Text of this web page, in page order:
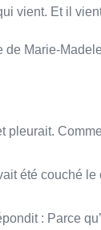
vient. Et il
de Marie-
pleurait.
été couché le
: Parce